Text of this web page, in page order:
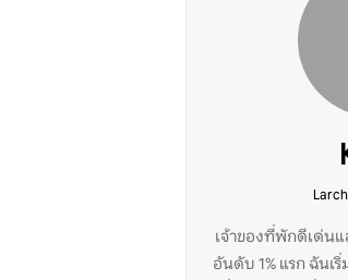
เจ้าของที่พักดีเด่น
อันดับ 1% แรก ฉันเ